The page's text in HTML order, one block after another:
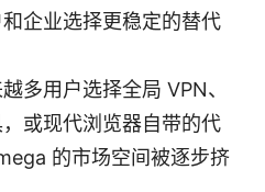
企业选择更稳定的替代
多用户选择全局 VPN、
或现代浏览器自带的代
的市场空间被逐步挤